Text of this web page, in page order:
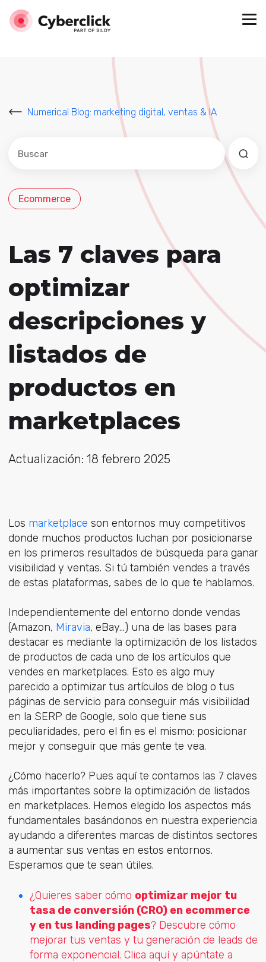
Numerical Blog: marketing digital, ventas & IA
Este es un campo de búsqueda con una función de
No hay sugerencias porque el campo de
Ecommerce
Las 7 claves para
optimizar
descripciones y
listados de
productos en
marketplaces
Actualización: 18 febrero 2025
Los marketplace son entornos muy competitivos
donde muchos productos luchan por posicionarse
en los primeros resultados de búsqueda para ganar
visibilidad y ventas. Si tú también vendes a través
de estas plataformas, sabes de lo que te hablamos.
Independientemente del entorno donde vendas
(Amazon, Miravia, eBay…) una de las bases para
destacar es mediante la optimización de los listados
de productos de cada uno de los artículos que
vendes en marketplaces. Esto es algo muy
parecido a optimizar tus artículos de blog o tus
páginas de servicio para conseguir más visibilidad
en la SERP de Google, solo que tiene sus
peculiaridades, pero el fin es el mismo: posicionar
mejor y conseguir que más gente te vea.
¿Cómo hacerlo? Pues aquí te contamos las 7 claves
más importantes sobre la optimización de listados
en marketplaces. Hemos elegido los aspectos más
fundamentales basándonos en nuestra experiencia
ayudando a diferentes marcas de distintos sectores
a aumentar sus ventas en estos entornos.
Esperamos que te sean útiles.
¿Quieres saber cómo optimizar mejor tu
tasa de conversión (CRO) en ecommerce
y en tus landing pages? Descubre cómo
mejorar tus ventas y tu generación de leads de
forma exponencial. Clica aquí y apúntate a